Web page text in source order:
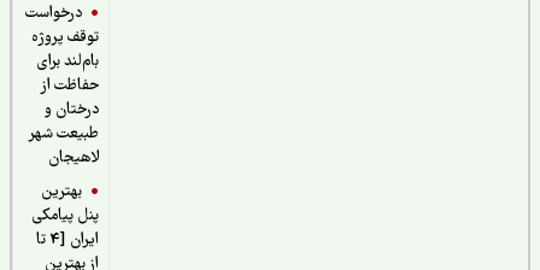
درخواست
توقف پروژه
بام‌لند برای
حفاظت از
درختان و
طبیعت شهر
لاهیجان
بهترین
پنل پیامکی
ایران [4 تا
از بهترین